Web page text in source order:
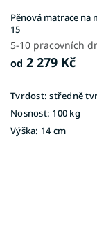
Pěnová matrace na
15
5-10 pracovních
od 2 279 Kč
Tvrdost: středně
Nosnost: 100 kg
Výška: 14 cm